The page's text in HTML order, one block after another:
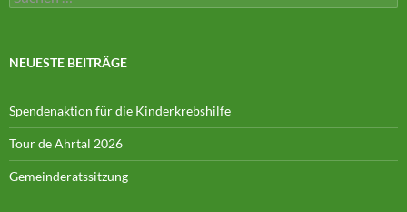
nach:
NEUESTE BEITRÄGE
Spendenaktion für die Kinderkrebshilfe
Tour de Ahrtal 2026
Gemeinderatssitzung